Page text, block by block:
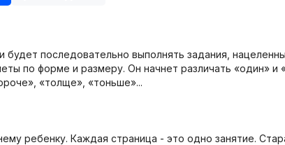
последовательно выполнять задания,
по форме и размеру. Он начнет различать «один» и
«толще», «тоньше»...
ребенку. Каждая страница - это одно занятие.